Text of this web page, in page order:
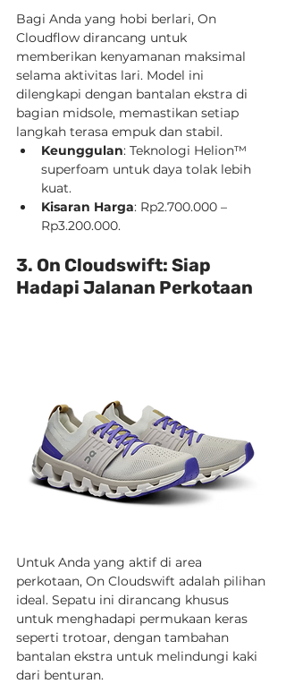
Bagi Anda yang hobi berlari, On
Cloudflow dirancang untuk
memberikan kenyamanan maksimal
selama aktivitas lari. Model ini
dilengkapi dengan bantalan ekstra di
bagian midsole, memastikan setiap
langkah terasa empuk dan stabil.
Keunggulan: Teknologi Helion™
superfoam untuk daya tolak lebih
kuat.
Kisaran Harga: Rp2.700.000 –
Rp3.200.000.
3. On Cloudswift: Siap
Hadapi Jalanan Perkotaan
Untuk Anda yang aktif di area
perkotaan, On Cloudswift adalah pilihan
ideal. Sepatu ini dirancang khusus
untuk menghadapi permukaan keras
seperti trotoar, dengan tambahan
bantalan ekstra untuk melindungi kaki
dari benturan.